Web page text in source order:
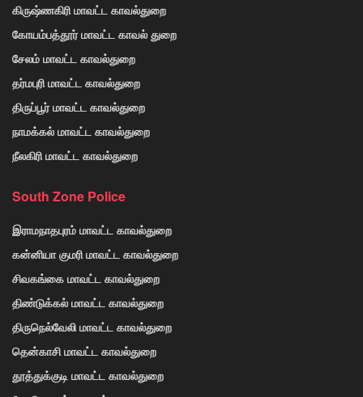
கிருஷ்ணகிரி மாவட்ட காவல்துறை
கோயம்பத்தூர் மாவட்ட காவல் துறை
சேலம் மாவட்ட காவல்துறை
தர்மபுரி மாவட்ட காவல்துறை
திருப்பூர் மாவட்ட காவல்துறை
நாமக்கல் மாவட்ட காவல்துறை
நீலகிரி மாவட்ட காவல்துறை
South Zone Police
இராமநாதபுரம் மாவட்ட காவல்துறை
கன்னியா குமரி மாவட்ட காவல்துறை
சிவகங்கை மாவட்ட காவல்துறை
திண்டுக்கல் மாவட்ட காவல்துறை
திருநெல்வேலி மாவட்ட காவல்துறை
தென்காசி மாவட்ட காவல்துறை
தூத்துக்குடி மாவட்ட காவல்துறை